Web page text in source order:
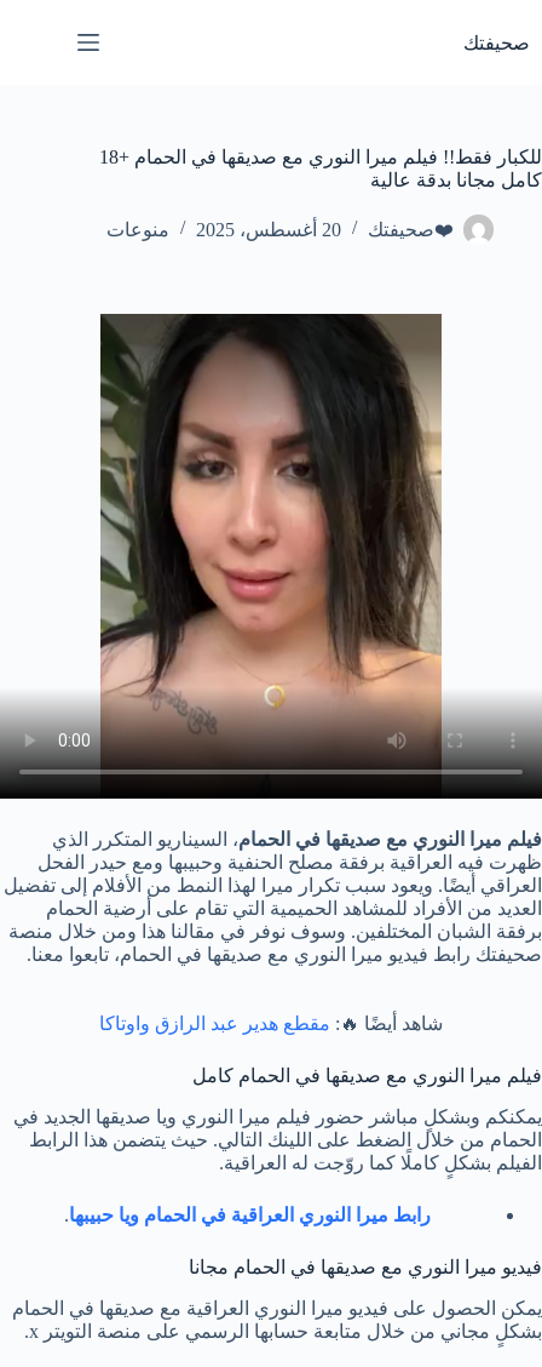
المحتوى
صحيفتك
للكبار فقط!! فيلم ميرا النوري مع صديقها في الحمام +18
كامل مجانا بدقة عالية
❤️صحيفتك 20 أغسطس، 2025 منوعات
فيلم ميرا النوري مع صديقها في الحمام، السيناريو المتكرر الذي
ظهرت فيه العراقية برفقة مصلح الحنفية وحبيبها ومع حيدر الفحل
العراقي أيضًا. ويعود سبب تكرار ميرا لهذا النمط من الأفلام إلى تفضيل
العديد من الأفراد للمشاهد الحميمية التي تقام على أرضية الحمام
برفقة الشبان المختلفين. وسوف نوفر في مقالنا هذا ومن خلال منصة
صحيفتك رابط فيديو ميرا النوري مع صديقها في الحمام، تابعوا معنا.
شاهد أيضًا 🔥: مقطع هدير عبد الرازق واوتاكا
فيلم ميرا النوري مع صديقها في الحمام كامل
يمكنكم وبشكلٍ مباشر حضور فيلم ميرا النوري ويا صديقها الجديد في
الحمام من خلال الضغط على اللينك التالي. حيث يتضمن هذا الرابط
الفيلم بشكلٍ كاملًا كما روّجت له العراقية.
رابط ميرا النوري العراقية في الحمام ويا حبيبها.
فيديو ميرا النوري مع صديقها في الحمام مجانا
يمكن الحصول على فيديو ميرا النوري العراقية مع صديقها في الحمام
بشكلٍ مجاني من خلال متابعة حسابها الرسمي على منصة التويتر x.